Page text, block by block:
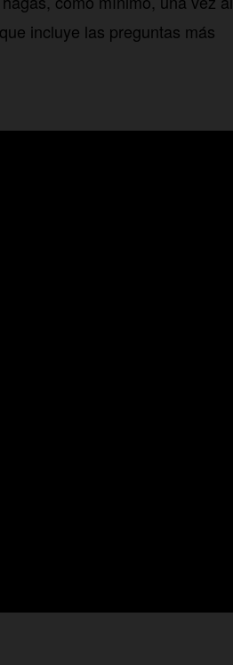
que incluye las preguntas más